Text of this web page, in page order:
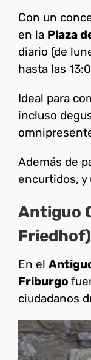
Con un
en la Plaza
diario (de
hasta las
Ideal para
incluso
Además de
encurtidos, y
Antiguo
Friedhof)
En el
Friburgo
ciudadanos